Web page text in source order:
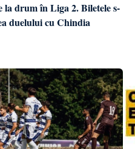
la drum în Liga 2. Biletele s-
duelului cu Chindia